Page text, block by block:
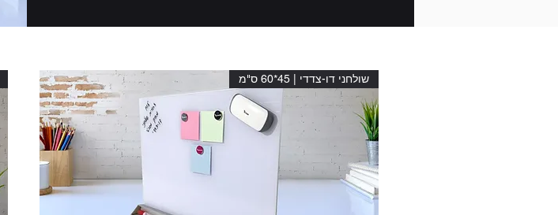
שולחני דו-צדדי | 45*60 ס"מ